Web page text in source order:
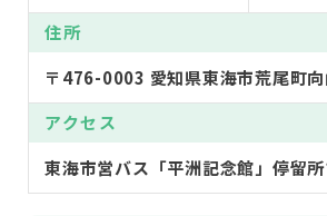
住所
〒476-0003 愛知県東海市荒尾町向
アクセス
東海市営バス「平洲記念館」停留所